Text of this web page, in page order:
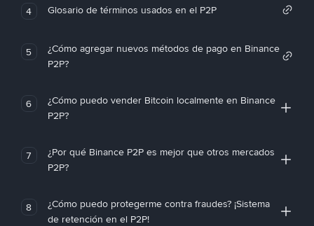
4 Glosario de términos usados en el P2P
5
¿Cómo agregar nuevos métodos de pago en Binance
P2P?
6
¿Cómo puedo vender Bitcoin localmente en Binance
P2P?
7
¿Por qué Binance P2P es mejor que otros mercados
P2P?
8
¿Cómo puedo protegerme contra fraudes? ¡Sistema
de retención en el P2P!